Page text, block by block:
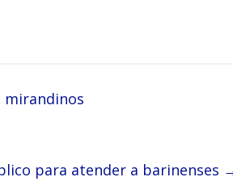
mirandinos
para atender a barinenses